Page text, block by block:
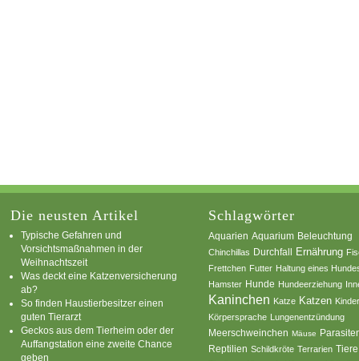
Die neusten Artikel
Typische Gefahren und
Vorsichtsmaßnahmen in der
Weihnachtszeit
Was deckt eine Katzenversicherung
ab?
So finden Haustierbesitzer einen
guten Tierarzt
Geckos aus dem Tierheim oder der
Auffangstation eine zweite Chance
geben
Schlagwörter
Aquarien Aquarium Beleuchtung
Chinchillas Durchfall Ernährung
Frettchen Futter Haltung eines
Hamster Hunde Hundeerziehung
Kaninchen Katze Katzen
Körpersprache Lungenentzündung
Meerschweinchen Mäuse
Reptilien Schildkröte Terrarien Tiere